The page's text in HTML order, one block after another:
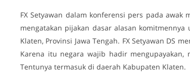
FX Setyawan dalam konferensi pers pada
mengatakan pijakan dasar alasan
Klaten, Provinsi Jawa Tengah. FX Setyawan DS
Karena itu negara wajib hadir mengupayakan,
Tentunya termasuk di daerah Kabupaten Klaten.